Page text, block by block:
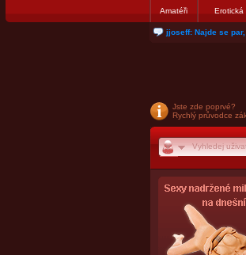
Amatéři Erotická
jjoseff: Najde se
Jste zde poprvé?
Rychlý průvodce